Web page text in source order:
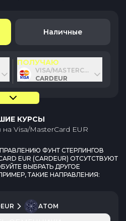
Наличные
ПОЛУЧАЮ
VISA/MASTERCARD EUR
CARDEUR
КУРСЫ
на Visa/MasterCard EUR
ФУНТ СТЕРЛИНГОВ
EUR (CARDEUR) ОТСУТСТВУЮТ
ВЫБРАТЬ ДРУГОЕ
ТАКИЕ НАПРАВЛЕНИЯ:
ATOM